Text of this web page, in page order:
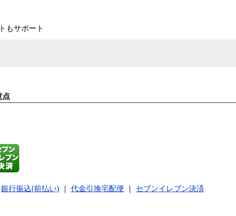
もサポート
点
銀行振込(前払い) 代金引換宅配便
セブンイレブン決済